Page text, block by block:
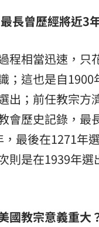
長曾歷經將近3
程相當迅速，只
；這也是自1900
出；前任教宗方
會歷史記錄，最
最後在1271年
則是在1939年選
國教宗意義重大